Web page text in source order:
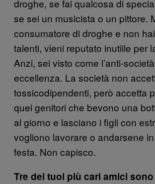
droghe, se fai qualcosa di
se sei un musicista o un pittore.
consumatore di droghe e non
talenti, vieni reputato inutiile per
Anzi, sei visto come l’anti-
eccellenza. La società non
tossicodipendenti, però accetta
quei genitori che bevono una
al giorno e lasciano i figli con
vogliono lavorare o andarsene
festa. Non capisco.
Tre dei tuoi più cari amici